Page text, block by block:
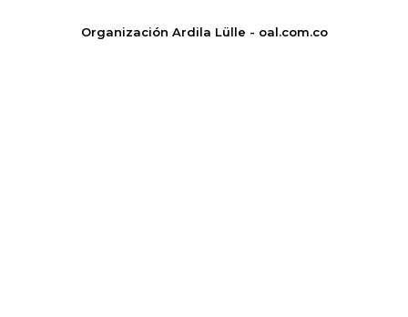
Organización Ardila Lülle - oal.com.co